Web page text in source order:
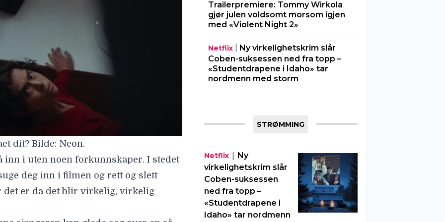
dit? Bilde: Neon.
inn i uten noen forkunnskaper. I stedet
deg inn i filmen og rett og slett
det er da det blir virkelig, virkelig
Trailerpremiere: Tommy Wirkola
gjør julen voldsomt morsom igjen
med «Violent Night 2»
Netflix| Ny virkelighetskrim slår
Coben-suksessen ned fra topp –
«Studentdrapene i Idaho» tar
nordmenn med storm
STRØMMING
Netflix| Ny
virkelighetskrim slår
Coben-suksessen
ned fra topp –
«Studentdrapene i
Idaho» tar nordmenn